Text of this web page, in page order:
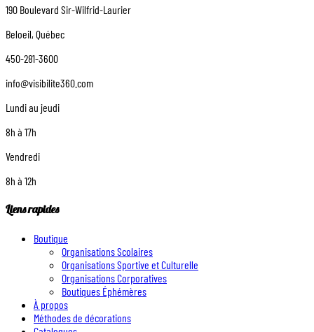
190 Boulevard Sir-Wilfrid-Laurier
Beloeil, Québec
450-281-3600
info@visibilite360.com
Lundi au jeudi
8h à 17h
Vendredi
8h à 12h
Liens rapides
Boutique
Organisations Scolaires
Organisations Sportive et Culturelle
Organisations Corporatives
Boutiques Éphémères
À propos
Méthodes de décorations